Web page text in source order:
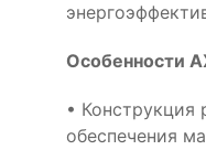
Особенности
• Конструкция
обеспечения